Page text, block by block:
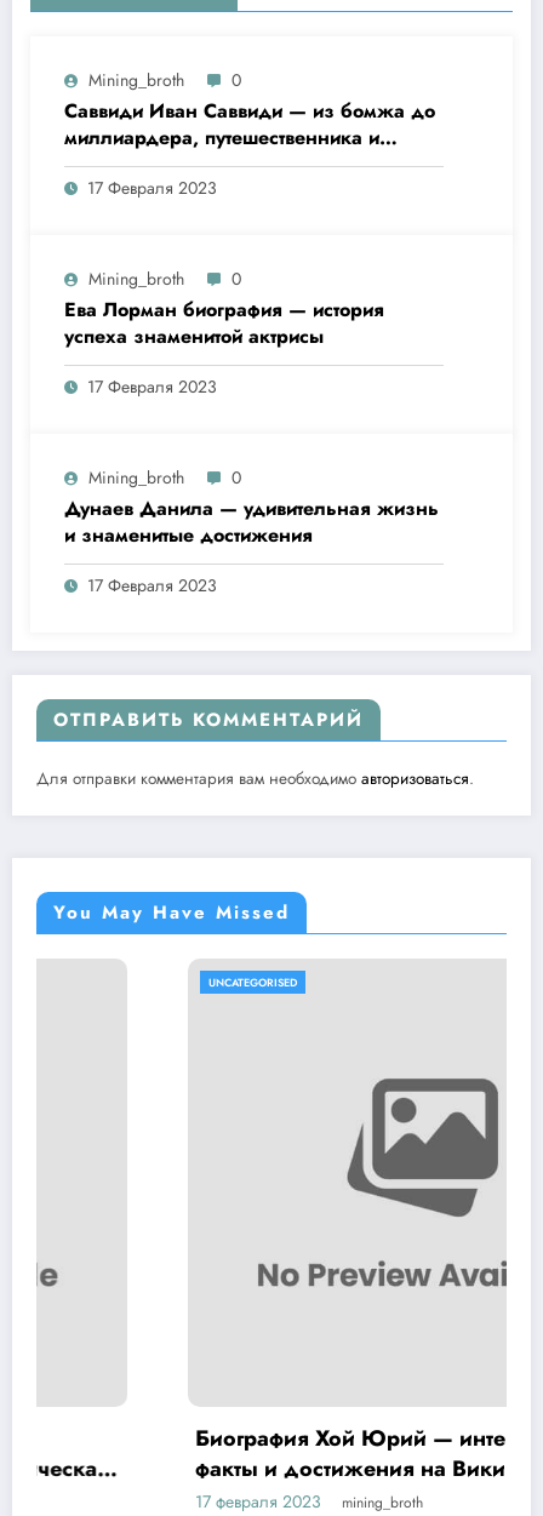
Mining_broth 0
Саввиди Иван Саввиди — из бомжа до
миллиардера, путешественника и
футбольного президента —
удивительная биография
17 Февраля 2023
Mining_broth 0
Ева Лорман биография — история
успеха знаменитой актрисы
17 Февраля 2023
Mining_broth 0
Дунаев Данила — удивительная жизнь
и знаменитые достижения
17 Февраля 2023
ОТПРАВИТЬ КОММЕНТАРИЙ
Для отправки комментария вам необходимо авторизоваться.
You May Have Missed
Биография Хой Юрий — интересные
факты и достижения на Википедии
mining_broth